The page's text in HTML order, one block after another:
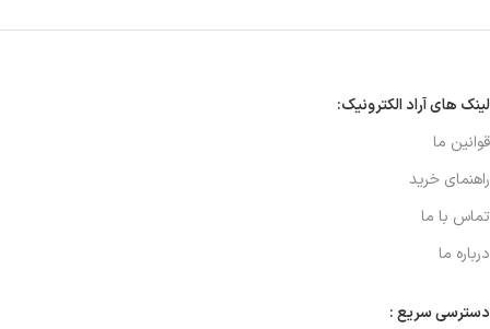
لینک های آراد الکترونیک:
قوانین ما
راهنمای خرید
تماس با ما
درباره ما
دسترسی سریع :